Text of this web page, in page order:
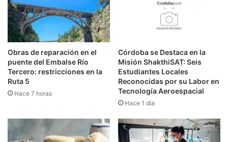
Obras de reparación en el
puente del Embalse Río
Tercero: restricciones en la
Ruta 5
Hace 7 horas
Córdoba se Destaca en la
Misión ShakthiSAT: Seis
Estudiantes Locales
Reconocidas por su Labor en
Tecnología Aeroespacial
Hace 1 día